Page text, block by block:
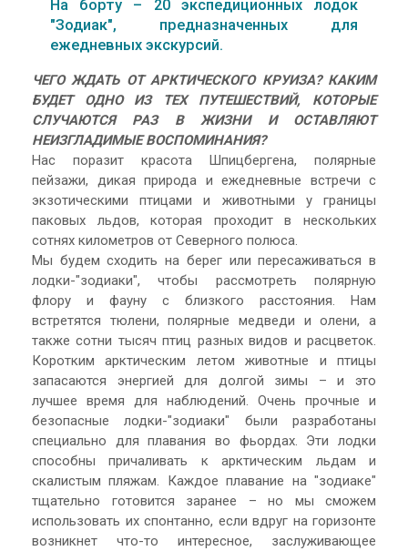
На борту – 20 экспедиционных лодок
"Зодиак", предназначенных для
ежедневных экскурсий.
ЧЕГО ЖДАТЬ ОТ АРКТИЧЕСКОГО КРУИЗА? КАКИМ
БУДЕТ ОДНО ИЗ ТЕХ ПУТЕШЕСТВИЙ, КОТОРЫЕ
СЛУЧАЮТСЯ РАЗ В ЖИЗНИ И ОСТАВЛЯЮТ
НЕИЗГЛАДИМЫЕ ВОСПОМИНАНИЯ?
Нас поразит красота Шпицбергена, полярные
пейзажи, дикая природа и ежедневные встречи с
экзотическими птицами и животными у границы
паковых льдов, которая проходит в нескольких
сотнях километров от Северного полюса.
Мы будем сходить на берег или пересаживаться в
лодки-"зодиаки", чтобы рассмотреть полярную
флору и фауну с близкого расстояния. Нам
встретятся тюлени, полярные медведи и олени, а
также сотни тысяч птиц разных видов и расцветок.
Коротким арктическим летом животные и птицы
запасаются энергией для долгой зимы – и это
лучшее время для наблюдений. Очень прочные и
безопасные лодки-"зодиаки" были разработаны
специально для плавания во фьордах. Эти лодки
способны причаливать к арктическим льдам и
скалистым пляжам. Каждое плавание на "зодиаке"
тщательно готовится заранее – но мы сможем
использовать их спонтанно, если вдруг на горизонте
возникнет что-то интересное, заслуживающее